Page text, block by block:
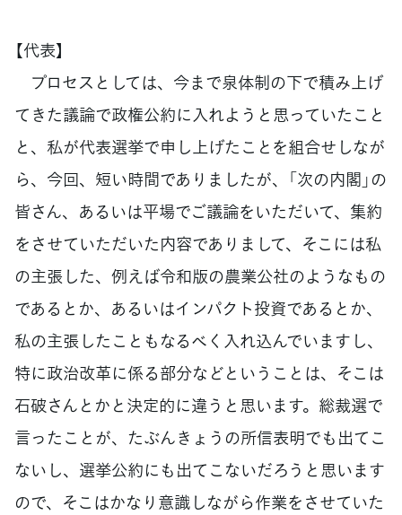
【代表】
プロセスとしては、今まで泉体制の下で積み上げ
てきた議論で政権公約に入れようと思っていたこと
と、私が代表選挙で申し上げたことを組合せしなが
ら、今回、短い時間でありましたが、「次の内閣」の
皆さん、あるいは平場でご議論をいただいて、集約
をさせていただいた内容でありまして、そこには私
の主張した、例えば令和版の農業公社のようなもの
であるとか、あるいはインパクト投資であるとか、
私の主張したこともなるべく入れ込んでいますし、
特に政治改革に係る部分などということは、そこは
石破さんとかと決定的に違うと思います。総裁選で
言ったことが、たぶんきょうの所信表明でも出てこ
ないし、選挙公約にも出てこないだろうと思います
ので、そこはかなり意識しながら作業をさせていた